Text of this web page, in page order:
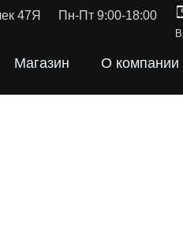
47Я Пн-Пт 9:00-18:00
Магазин О компании